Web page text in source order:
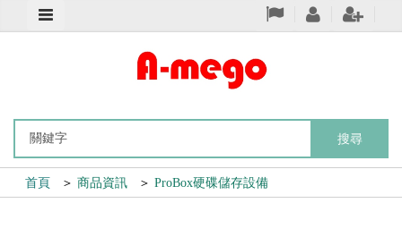
搜尋
首頁 ＞ 商品資訊 ＞ ProBox硬碟儲存設備